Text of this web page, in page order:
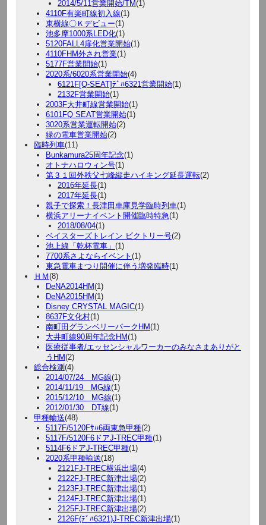
2014/5/11営業開始/TM(1)
4110F有楽町線初入線(1)
東横線〇Ｋデビュー(1)
池多摩1000系LED化(1)
5120FALL4扉化営業開始(1)
4110FHM外され営業(1)
5177F営業開始(1)
2020系/6020系営業開始(4)
6121F[Q-SEAT]ﾃﾞﾊ6321営業開始(1)
2132F営業開始(1)
2003F大井町線営業開始(1)
6101FQ SEAT営業開始(1)
3020系営業運転開始(2)
緑の電車営業開始(2)
臨時列車(11)
Bunkamura25周年記念(1)
オトナハロウィン号(1)
第３１回外秩父七峰縦走ハイキング延長運転(2)
2016年延長(1)
2017年延長(1)
親子で探索！長津田車庫見学臨時列車(1)
横浜アリーナイベント開催臨時特急(1)
2018/08/04(1)
ベイスターズトレイン ビクトリー号(2)
池上線「乾杯電車」 (1)
7700系さよならイベント (1)
東急電車まつり開催に伴う増発臨時(1)
ＨＭ(8)
DeNA2014HM(1)
DeNA2015HM(1)
Disney CRYSTAL MAGIC(1)
8637F文化村(1)
南町田グランベリーパークHM(1)
大井町線90周年記念HM(1)
医療従事者/エッセンシャルワーカーのみなさまありがと
うHM(2)
総合検測(4)
2014/07/24 MG線(1)
2014/11/19 MG線(1)
2015/12/10 MG線(1)
2012/01/30 DT線(1)
甲種輸送(48)
5117F/5120Fｻﾊ6両東急甲種(2)
5117F/5120F6ドアJ-TREC甲種(1)
5114F6ドアJ-TREC甲種(1)
2020系甲種輸送(18)
2121FJ-TREC横浜出場(4)
2122FJ-TREC新津出場(2)
2123FJ-TREC新津出場(1)
2124FJ-TREC新津出場(1)
2125FJ-TREC新津出場(2)
2126F(ﾃﾞﾊ6321)J-TREC新津出場(1)